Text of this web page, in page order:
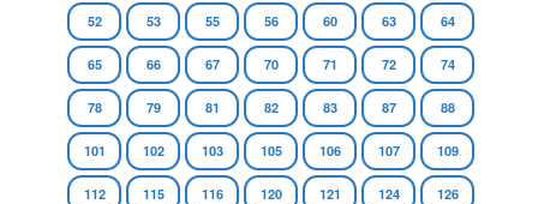
52 53 55 56 60 63 64
65 66 67 70 71 72 74
78 79 81 82 83 87 88
101 102 103 105 106 107 109
112 115 116 120 121 124 126